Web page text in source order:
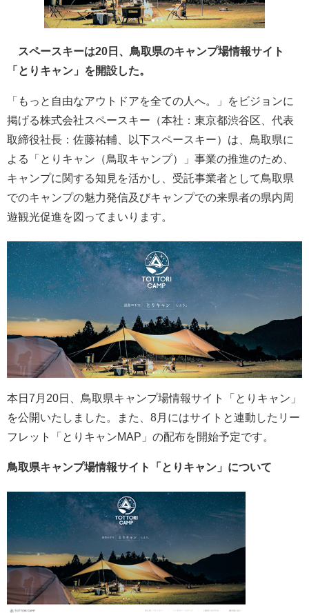
スペースキーは20日、鳥取県のキャンプ場情報サイト
「とりキャン」を開設した。
「もっと自由なアウトドアを全ての人へ。」をビジョンに
掲げる株式会社スペースキー（本社：東京都渋谷区、代表
取締役社長：佐藤祐輔、以下スペースキー）は、鳥取県に
よる「とりキャン（鳥取キャンプ）」事業の推進のため、
キャンプに関する知見を活かし、受託事業者として鳥取県
でのキャンプの魅力発信及びキャンプでの来県者の県内周
遊観光促進を図ってまいります。
本日7月20日、鳥取県キャンプ場情報サイト「とりキャン」
を公開いたしました。また、8月にはサイトと連動したリー
フレット「とりキャンMAP」の配布を開始予定です。
鳥取県キャンプ場情報サイト「とりキャン」について